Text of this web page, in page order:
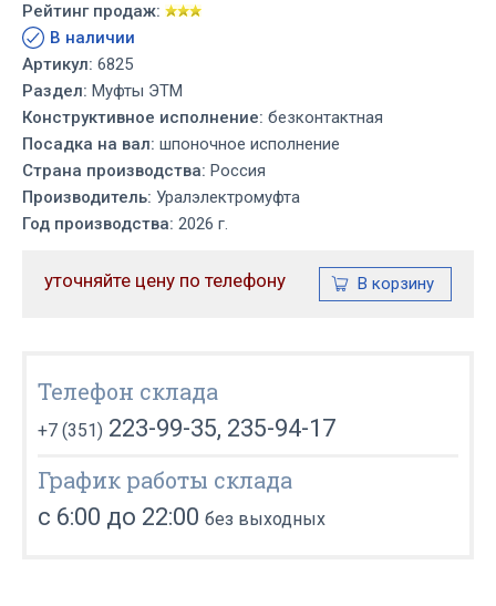
Рейтинг продаж:
В наличии
Артикул: 6825
Раздел: Муфты ЭТМ
Конструктивное исполнение: безконтактная
Посадка на вал: шпоночное исполнение
Страна производства: Россия
Производитель: Уралэлектромуфта
Год производства: 2026 г.
уточняйте цену по телефону
Телефон склада
+7 (351) 223-99-35, 235-94-17
График работы склада
с 6:00 до 22:00 без выходных